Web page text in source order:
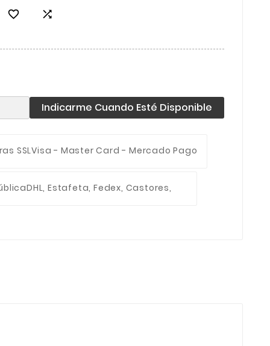
 
Indicarme Cuando Esté Disponible
SSLVisa - Master Card - Mercado Pago
DHL, Estafeta, Fedex, Castores,